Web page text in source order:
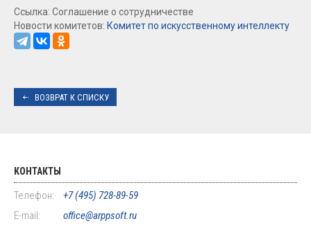
Ссылка: Соглашение о сотрудничестве
Новости комитетов: Комитет по искусственному интеллекту
ВОЗВРАТ К СПИСКУ
КОНТАКТЫ
Телефон:
+7 (495) 728-89-59
E-mail:
office@arppsoft.ru